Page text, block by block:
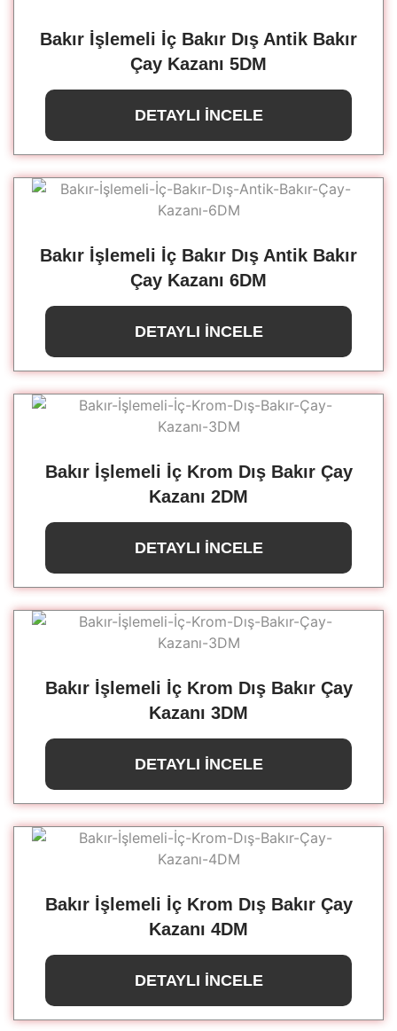
Bakır İşlemeli İç Bakır Dış Antik Bakır
Çay Kazanı 5DM
DETAYLI İNCELE
Bakır İşlemeli İç Bakır Dış Antik Bakır
Çay Kazanı 6DM
DETAYLI İNCELE
Bakır İşlemeli İç Krom Dış Bakır Çay
Kazanı 2DM
DETAYLI İNCELE
Bakır İşlemeli İç Krom Dış Bakır Çay
Kazanı 3DM
DETAYLI İNCELE
Bakır İşlemeli İç Krom Dış Bakır Çay
Kazanı 4DM
DETAYLI İNCELE